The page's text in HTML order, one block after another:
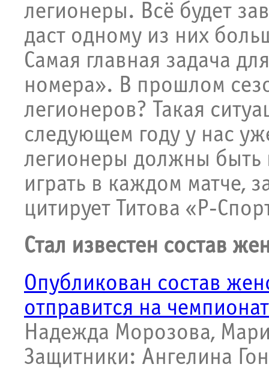
легионеры. Всё будет
даст одному из них
Самая главная задача
номера». В прошлом
легионеров? Такая
следующем году у нас
легионеры должны быть
играть в каждом матче,
цитирует Титова «Р-
Стал известен состав
Опубликован состав
отправится на
Надежда Морозова,
Защитники: Ангелина